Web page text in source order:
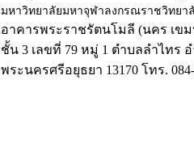
มหาวิทยาลัยมหาจุฬาลงกรณราชวิทยา
อาคารพระราชรัตนโมลี (นคร เข
ชั้น 3 เลขที่ 79 หมู่ 1 ตำบลลำไทร
พระนครศรีอยุธยา 13170 โทร. 084-